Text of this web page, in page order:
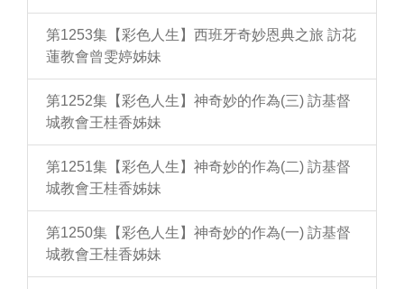
第1253集【彩色人生】西班牙奇妙恩典之旅 訪花
蓮教會曾雯婷姊妹
第1252集【彩色人生】神奇妙的作為(三) 訪基督
城教會王桂香姊妹
第1251集【彩色人生】神奇妙的作為(二) 訪基督
城教會王桂香姊妹
第1250集【彩色人生】神奇妙的作為(一) 訪基督
城教會王桂香姊妹